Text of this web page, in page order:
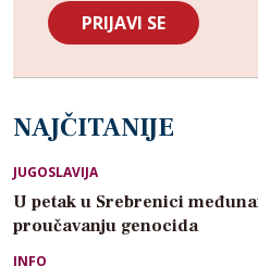
NAJČITANIJE
JUGOSLAVIJA
U petak u Srebrenici
proučavanju genocida
INFO